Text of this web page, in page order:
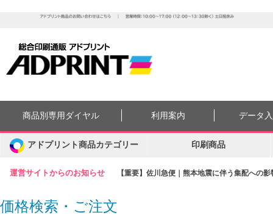
運営サイトからのお知らせ 【重要】佐川急便｜熊本地震に伴う集配への
商品別専用ダイヤル 利用案内 データ
アドプリント商品カテゴリー 印刷商品
価格検索・ご注文